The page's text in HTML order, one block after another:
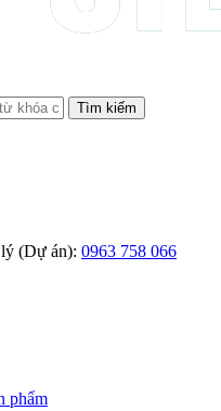
Tìm kiếm
(Dự án): 0963 758 066
phẩm